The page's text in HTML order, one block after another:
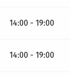
14:00 - 19:00
14:00 - 19:00